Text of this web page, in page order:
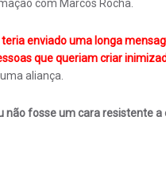
com Marcos Rocha.
enviado uma longa
que queriam criar
aliança.
não fosse um cara resistente a